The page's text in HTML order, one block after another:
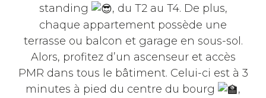
standing
, du T2 au T4. De plus,
chaque appartement possède une
terrasse ou balcon et garage en sous-sol.
Alors, profitez d’un ascenseur et accès
PMR dans tous le bâtiment. Celui-ci est à 3
minutes à pied du centre du bourg
,